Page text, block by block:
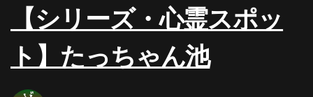
【シリーズ・心霊スポッ
ト】たっちゃん池